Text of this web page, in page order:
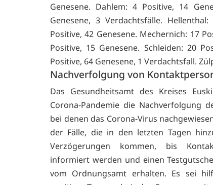
Genesene. Dahlem: 4 Positive, 14
Genesene, 3 Verdachtsfälle.
Positive, 42 Genesene. Mechernich: 17
Positive, 15 Genesene. Schleiden: 20
Positive, 64 Genesene, 1 Verdachtsfall.
Nachverfolgung von
Das Gesundheitsamt des Kreises
Corona-Pandemie die Nachverfolgung
bei denen das Corona-Virus
der Fälle, die in den letzten Tagen
Verzögerungen kommen, bis
informiert werden und einen
vom Ordnungsamt erhalten. Es sei